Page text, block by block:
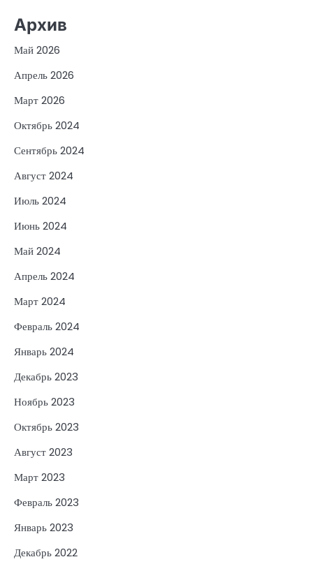
Архив
Май 2026
Апрель 2026
Март 2026
Октябрь 2024
Сентябрь 2024
Август 2024
Июль 2024
Июнь 2024
Май 2024
Апрель 2024
Март 2024
Февраль 2024
Январь 2024
Декабрь 2023
Ноябрь 2023
Октябрь 2023
Август 2023
Март 2023
Февраль 2023
Январь 2023
Декабрь 2022